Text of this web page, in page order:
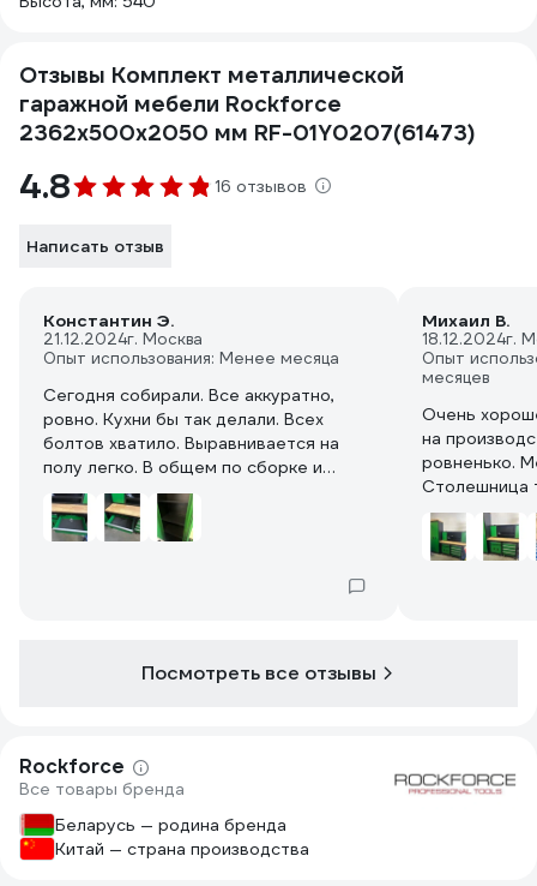
Отзывы Комплект металлической
гаражной мебели Rockforce
2362x500x2050 мм RF-01Y0207(61473)
4.8 16 отзывов
Написать отзыв
Константин Э.
21.12.2024г. Москва
Опыт использования: Менее месяца
Сегодня собирали. Все аккуратно,
ровно. Кухни бы так делали. Всех
болтов хватило. Выравнивается на
полу легко. В общем по сборке и
комплектации вопросов нет. Металл
хороший, покрашен везде ровно, без
пропусков. Сам материал довольно
Михаил В.
18.12.2024г.
Опыт
месяцев
Очень
на
ровненько.
Столешница
сделано на
стоит.
приятно и
Посмотреть все отзывы
Rockforce
Все товары бренда
Беларусь — родина бренда
Китай — страна производства